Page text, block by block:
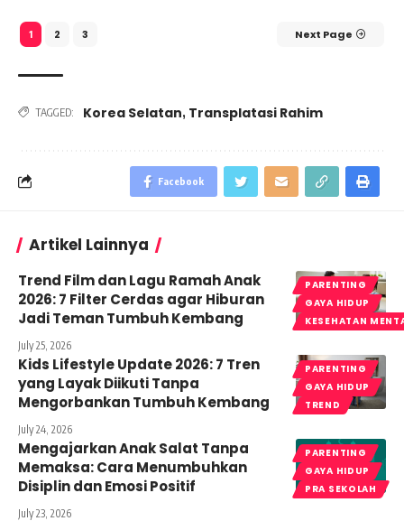
1 2 3 Next Page
TAGGED: Korea Selatan, Transplatasi Rahim
Facebook
Artikel Lainnya
PARENTING
GAYA HIDUP
KESEHATAN
Trend Film dan Lagu Ramah Anak
2026: 7 Filter Cerdas agar Hiburan
Jadi Teman Tumbuh Kembang
July 25, 2026
PARENTING
GAYA HIDUP
TREND
Kids Lifestyle Update 2026: 7 Tren
yang Layak Diikuti Tanpa
Mengorbankan Tumbuh Kembang
July 24, 2026
PARENTING
GAYA HIDUP
PRA SEKOLAH
Mengajarkan Anak Salat Tanpa
Memaksa: Cara Menumbuhkan
Disiplin dan Emosi Positif
July 23, 2026